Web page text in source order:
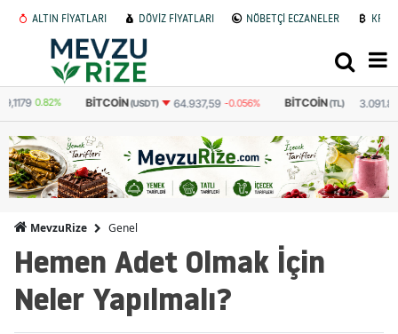
ALTIN FİYATLARI DÖVİZ FİYATLARI NÖBETÇİ ECZANELER
BITCOIN(USDT) 64.937,59 -0.056% BITCOIN(TL) 3.091.879 -0.033%
MevzuRize Genel
Hemen Adet Olmak İçin
Neler Yapılmalı?